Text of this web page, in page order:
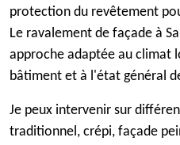
protection du revêtement
Le ravalement de façade à
approche adaptée au climat
bâtiment et à l'état général
Je peux intervenir sur
traditionnel, crépi, façade